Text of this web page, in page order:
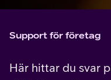
Support för företag
Här hittar du svar